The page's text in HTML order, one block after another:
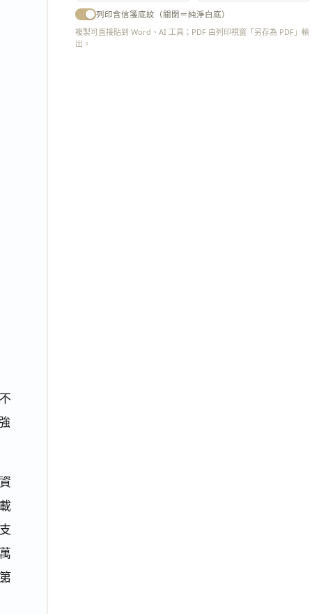
列印含信箋底紋（關閉＝純淨白底）
複製可直接貼到 Word、AI 工具；PDF 由列印視窗「另存為 PDF」輸
出。